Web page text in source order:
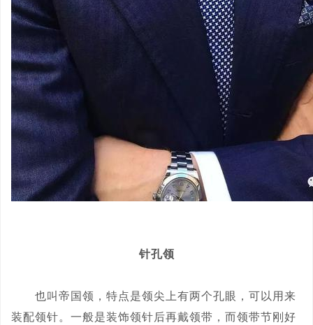
针孔领
也叫帝国领，特点是领尖上有两个孔眼，可以用来
装配领针。一般是装饰领针后再戴领带，而领带节刚好